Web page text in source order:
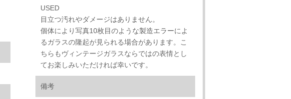
USED
目立つ汚れやダメージはありません。
個体により写真10枚目のような製造エラーによ
るガラスの隆起が見られる場合があります。こ
ちらもヴィンテージガラスならではの表情とし
てお楽しみいただければ幸いです。
備考